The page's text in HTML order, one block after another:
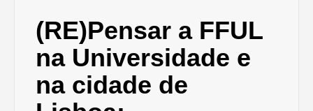
(RE)Pensar a FFUL
na Universidade e
na cidade de